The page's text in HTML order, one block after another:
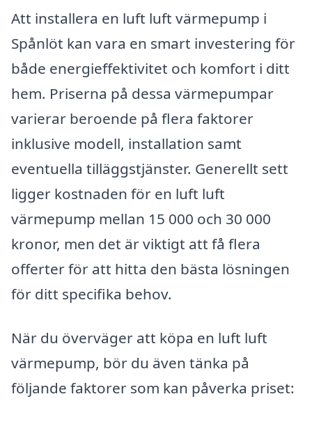
Att installera en luft luft värmepump i
Spånlöt kan vara en smart investering för
både energieffektivitet och komfort i ditt
hem. Priserna på dessa värmepumpar
varierar beroende på flera faktorer
inklusive modell, installation samt
eventuella tilläggstjänster. Generellt sett
ligger kostnaden för en luft luft
värmepump mellan 15 000 och 30 000
kronor, men det är viktigt att få flera
offerter för att hitta den bästa lösningen
för ditt specifika behov.
När du överväger att köpa en luft luft
värmepump, bör du även tänka på
följande faktorer som kan påverka priset: